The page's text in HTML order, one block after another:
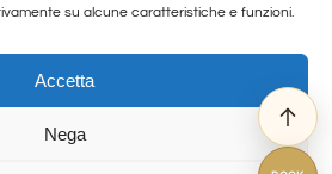
su alcune caratteristiche e funzioni.
Accetta
Nega
GranDucatoCollection | All Rights Reserved